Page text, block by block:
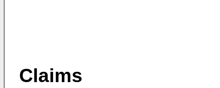
Claims